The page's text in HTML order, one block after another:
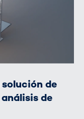
de
de